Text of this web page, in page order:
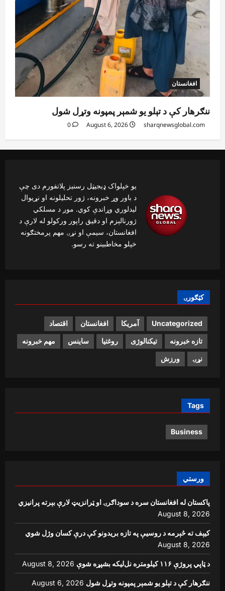
افغانستان
ننګرهار کې د تېلو یو شمېر پمپونه وتړل شول
sharqnewsglobal.com
0
یو خپلواک ډیجیټل رسنیز پلاتفورم دی چې
د باور وړ خبرونه، ژور تحلیلونه او نړیوال
لیدلوري وړاندې کوي. موږ د مسلکي
ژورنالېزم او دقیق راپور ورکولو له لارې د
افغانستان، سیمې او نړۍ مهم پرمختګونه
خپلو مخاطبینو ته رسو.
کټګورۍ
Uncategorized آمریکا افغانستان اقتصاد
تازه خبرونه تیکنالوژی روغتیا ساینس مهم خبرونه
نړۍ ورزش
Tags
Business
ورستي
پاکستان له افغانستان سره د سوداګرۍ او ټرانزیټ لارې بېرته پرانیزي
August 8, 2026
کیېف ته څېرمه د روسیې په تازه بریدونو کې درې کسان وژل شوي
August 8, 2026
د ټاپي پروژې ۱۱۶ کیلومتره نل‌لیکه بشپړه شوې August 8, 2026
ننګرهار کې د تېلو یو شمېر پمپونه وتړل شول August 6, 2026